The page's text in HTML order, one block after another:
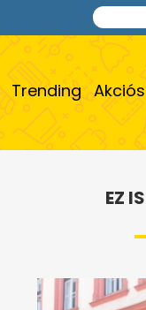
Trending
EZ